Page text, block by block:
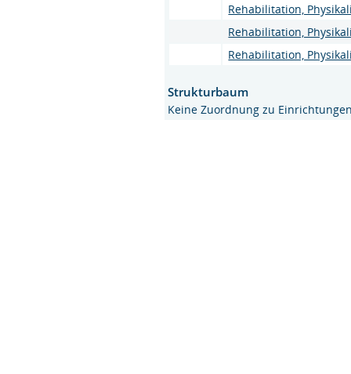
Rehabilitation,
Rehabilitation,
Rehabilitation,
Strukturbaum
Keine Zuordnung zu